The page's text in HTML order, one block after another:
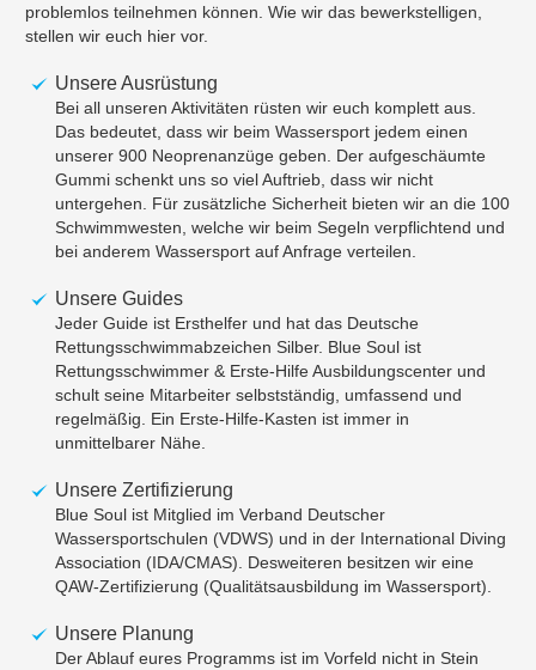
problemlos teilnehmen können. Wie wir das bewerkstelligen,
stellen wir euch hier vor.
Unsere Ausrüstung
Bei all unseren Aktivitäten rüsten wir euch komplett aus.
Das bedeutet, dass wir beim Wassersport jedem einen
unserer 900 Neoprenanzüge geben. Der aufgeschäumte
Gummi schenkt uns so viel Auftrieb, dass wir nicht
untergehen. Für zusätzliche Sicherheit bieten wir an die 100
Schwimmwesten, welche wir beim Segeln verpflichtend und
bei anderem Wassersport auf Anfrage verteilen.
Unsere Guides
Jeder Guide ist Ersthelfer und hat das Deutsche
Rettungsschwimmabzeichen Silber. Blue Soul ist
Rettungsschwimmer & Erste-Hilfe Ausbildungscenter und
schult seine Mitarbeiter selbstständig, umfassend und
regelmäßig. Ein Erste-Hilfe-Kasten ist immer in
unmittelbarer Nähe.
Unsere Zertifizierung
Blue Soul ist Mitglied im Verband Deutscher
Wassersportschulen (VDWS) und in der International Diving
Association (IDA/CMAS). Desweiteren besitzen wir eine
QAW-Zertifizierung (Qualitätsausbildung im Wassersport).
Unsere Planung
Der Ablauf eures Programms ist im Vorfeld nicht in Stein